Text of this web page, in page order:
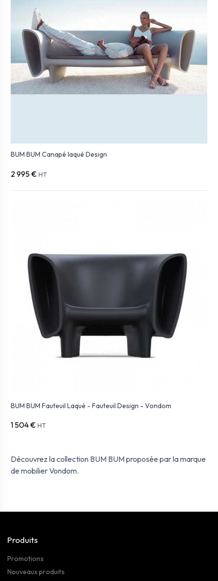
Découvrez la collection BUM BUM proposée par la marque
de mobilier Vondom.
BUM BUM Canapé laqué Design
2 995 € HT
BUM BUM Fauteuil Laqué - Fauteuil Design - Vondom
1 504 € HT
Produits
Promotions
Nouveaux produits